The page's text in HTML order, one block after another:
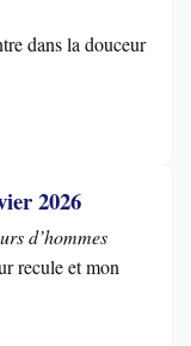
dans la douceur
2026
d’hommes
recule et mon